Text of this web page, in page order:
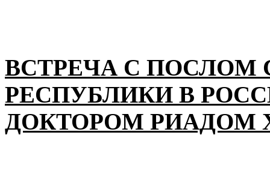
ВСТРЕЧА С ПОСЛОМ
РЕСПУБЛИКИ В
ДОКТОРОМ РИАДОМ